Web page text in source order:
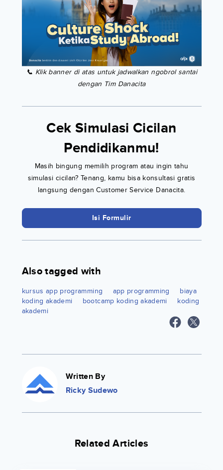
📞 Klik banner di atas untuk jadwalkan ngobrol santai
dengan Tim Danacita
Cek Simulasi Cicilan
Pendidikanmu!
Masih bingung memilih program atau ingin tahu
simulasi cicilan? Tenang, kamu bisa konsultasi gratis
langsung dengan Customer Service Danacita.
Isi Formulir
Also tagged with
kursus app programming app programming
biaya
koding akademi
bootcamp koding akademi
koding
akademi
Written By
Ricky Sudewo
Related Articles